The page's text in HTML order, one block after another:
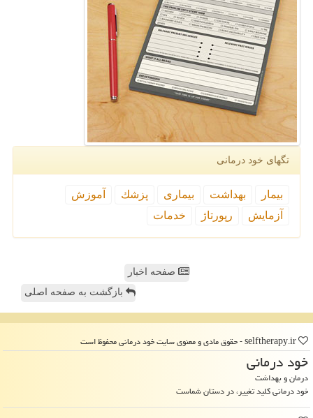
تگهای خود درمانی
بیمار بهداشت بیماری پزشك
آموزش
آزمایش
رپورتاژ خدمات
صفحه اخبار
بازگشت به صفحه اصلی
خود درمانی
درمان و بهداشت
خود درمانی کلید تغییر، در دستان شماست